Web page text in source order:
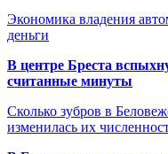
Экономика владения
деньги
В центре Бреста
считанные минуты
Сколько зубров в
изменилась их